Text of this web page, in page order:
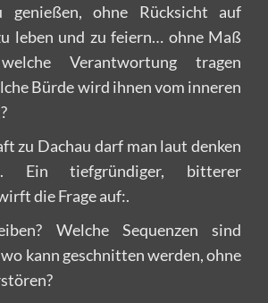
genießen, ohne Rücksicht auf
leben und zu feiern… ohne Maß
Verantwortung tragen
Bürde wird ihnen vom inneren
zu Dachau darf man laut denken
Ein tiefgründiger, bitterer
die Frage auf:.
Welche Sequenzen sind
kann geschnitten werden, ohne